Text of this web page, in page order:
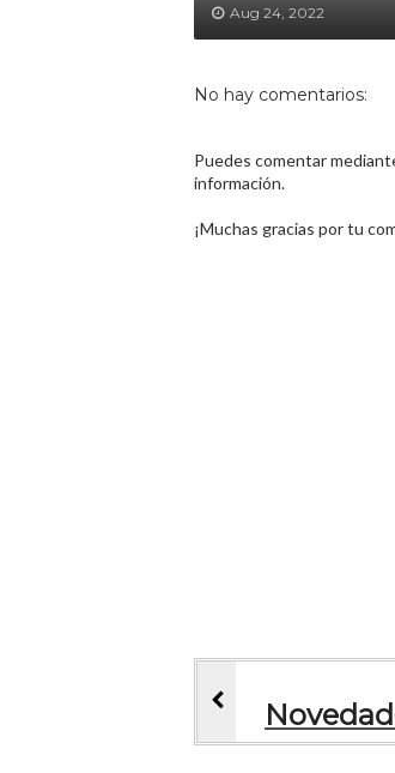
Aug 24, 2022
No hay comentarios:
Puedes comentar
información.
¡Muchas gracias por tu